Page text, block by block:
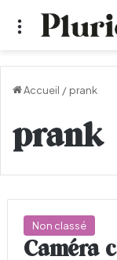
Menu
Accueil / prank
prank
Non classé
Caméra